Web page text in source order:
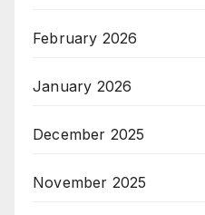
February 2026
January 2026
December 2025
November 2025